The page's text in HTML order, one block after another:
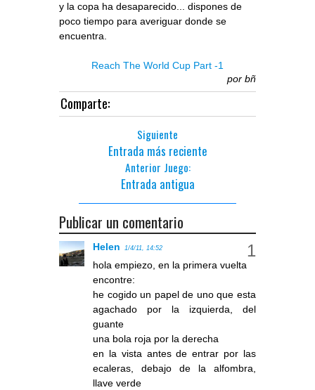
y la copa ha desaparecido... dispones de
poco tiempo para averiguar donde se
encuentra.
Reach The World Cup Part -1
por bñ
Comparte:
Siguiente
Entrada más reciente
Anterior Juego:
Entrada antigua
Publicar un comentario
Helen 1/4/11, 14:52
hola empiezo, en la primera vuelta
encontre:
he cogido un papel de uno que esta
agachado por la izquierda, del
guante
una bola roja por la derecha
en la vista antes de entrar por las
ecaleras, debajo de la alfombra,
llave verde